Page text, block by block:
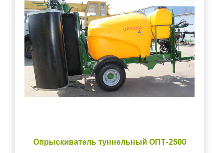
Опрыскиватель туннельный ОПТ-2500